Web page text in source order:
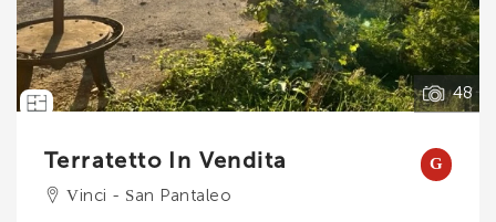
48
Terratetto In Vendita
G
Vinci - San Pantaleo